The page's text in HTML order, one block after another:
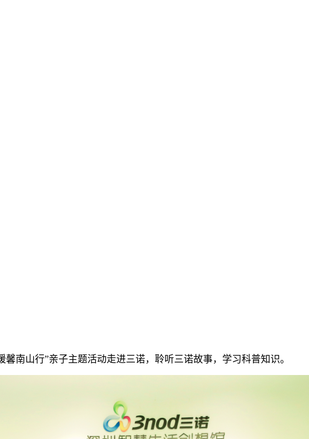
山行”亲子主题活动走进三诺，聆听三诺故事，学习科普知识。